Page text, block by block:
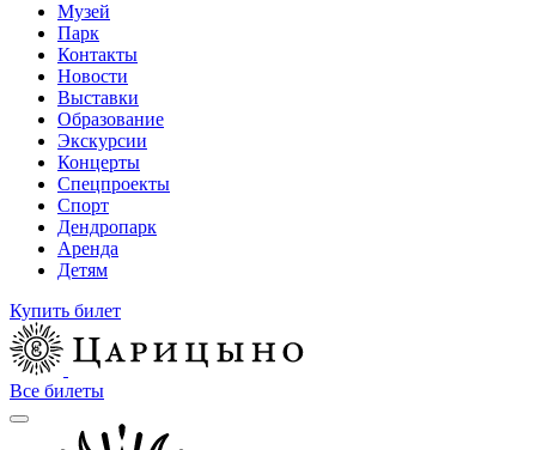
Музей
Парк
Контакты
Новости
Выставки
Образование
Экскурсии
Концерты
Спецпроекты
Спорт
Дендропарк
Аренда
Детям
Купить билет
Все билеты